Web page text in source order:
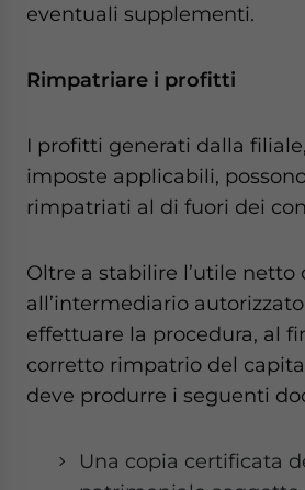
eventuali supplementi.
Rimpatriare i profitti
I profitti generati dalla
imposte applicabili,
rimpatriati al di fuori dei
Oltre a stabilire l’utile netto
all’intermediario
effettuare la procedura, al
corretto rimpatrio del
deve produrre i seguenti
Una copia certificata